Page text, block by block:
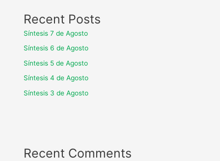
Recent Posts
Síntesis 7 de Agosto
Síntesis 6 de Agosto
Síntesis 5 de Agosto
Síntesis 4 de Agosto
Síntesis 3 de Agosto
Recent Comments